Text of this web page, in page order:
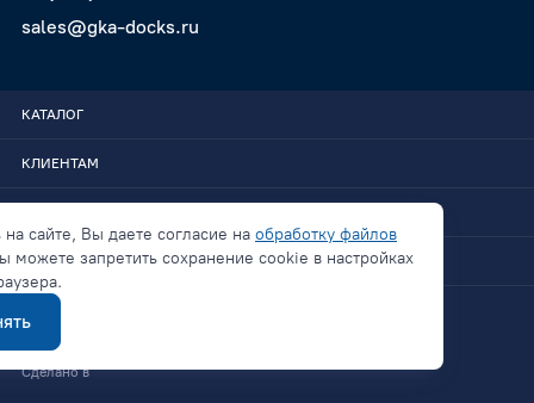
sales@gka-docks.ru
КАТАЛОГ
КЛИЕНТАМ
СВЯЗАТЬСЯ
Политика конфиденциальности
Сделано в
на сайте, Вы даете согласие на обработку файлов
можете запретить сохранение cookie в настройках